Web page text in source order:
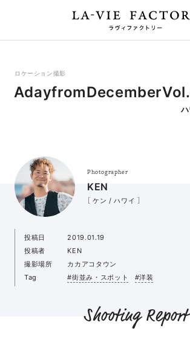
ロケーション撮影
Photographer
KEN
［ ケン / ハワイ ］
投稿日
2019.01.19
投稿者
KEN
撮影場所
カカアコタウン
Tag
#街並み・スポット #洋装
Shooting Report